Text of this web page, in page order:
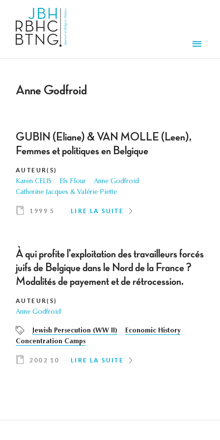
Anne Godfroid
GUBIN (Eliane) & VAN MOLLE (Leen),
Femmes et politiques en Belgique
AUTEUR(S)
Karen CELIS Els Flour
Anne Godfroid
Catherine Jacques & Valérie Piette
1999 5 LIRE LA SUITE
À qui profite l'exploitation des travailleurs forcés
juifs de Belgique dans le Nord de la France ?
Modalités de payement et de rétrocession.
AUTEUR(S)
Anne Godfroid
Jewish Persecution (WW II)
Economic History
Concentration Camps
2002 10 LIRE LA SUITE